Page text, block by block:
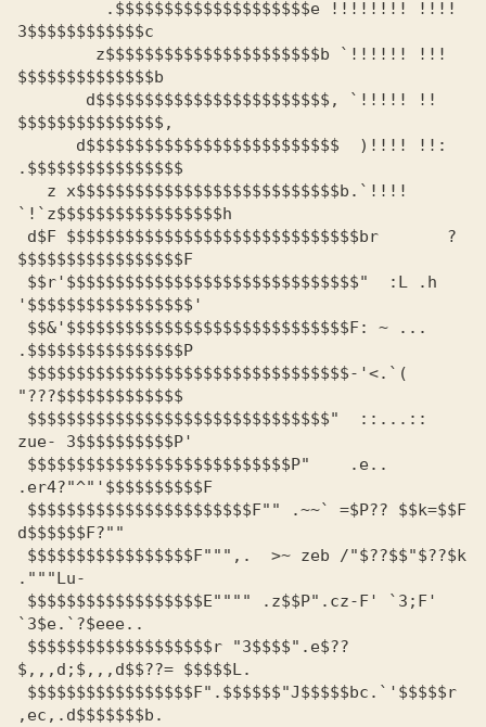
3$$$$$$$$$$$$c
$$$$$$$$$$$$$$b
$$$$$$$$$$$$$$$,
.$$$$$$$$$$$$$$$$
`!`z$$$$$$$$$$$$$$$$$h
$$$$$$$$$$$$$$$$$F
'$$$$$$$$$$$$$$$$$'
.$$$$$$$$$$$$$$$$P
"???$$$$$$$$$$$$$
zue- 3$$$$$$$$$$P'
.er4?"^"'$$$$$$$$$$F
d$$$$$$F?""
."""Lu-
`3$e.`?$eee..
$,,,d;$,,,d$$??= $$$$$L.
,ec,.d$$$$$$$b.